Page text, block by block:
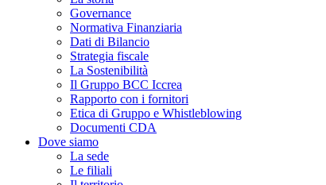
Governance
Normativa Finanziaria
Dati di Bilancio
Strategia fiscale
La Sostenibilità
Il Gruppo BCC Iccrea
Rapporto con i fornitori
Etica di Gruppo e Whistleblowing
Documenti CDA
Dove siamo
La sede
Le filiali